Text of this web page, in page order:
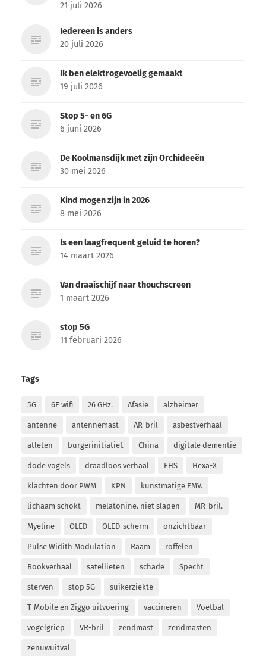
21 juli 2026
Iedereen is anders
20 juli 2026
Ik ben elektrogevoelig gemaakt
19 juli 2026
Stop 5- en 6G
6 juni 2026
De Koolmansdijk met zijn Orchideeën
30 mei 2026
Kind mogen zijn in 2026
8 mei 2026
Is een laagfrequent geluid te horen?
14 maart 2026
Van draaischijf naar thouchscreen
1 maart 2026
stop 5G
11 februari 2026
Tags
5G 6E wifi 26 GHz. Afasie alzheimer
antenne antennemast AR-bril asbestverhaal
atleten burgerinitiatief. China digitale dementie
dode vogels draadloos verhaal EHS Hexa-X
klachten door PWM KPN kunstmatige EMV.
lichaam schokt melatonine. niet slapen MR-bril.
Myeline OLED OLED-scherm onzichtbaar
Pulse Widith Modulation Raam roffelen
Rookverhaal satellieten schade Specht
sterven stop 5G suikerziekte
T-Mobile en Ziggo uitvoering vaccineren Voetbal
vogelgriep VR-bril zendmast zendmasten
zenuwuitval